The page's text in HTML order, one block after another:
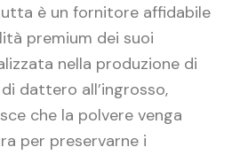
è un fornitore affidabile
premium dei suoi
nella produzione di
dattero all’ingrosso,
che la polvere venga
per preservarne i